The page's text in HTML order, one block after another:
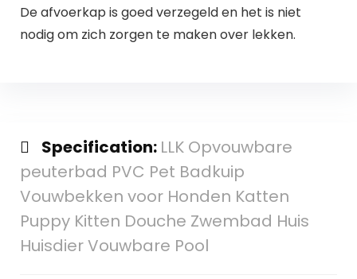
De afvoerkap is goed verzegeld en het is niet
nodig om zich zorgen te maken over lekken.
Specification: LLK Opvouwbare
peuterbad PVC Pet Badkuip
Vouwbekken voor Honden Katten
Puppy Kitten Douche Zwembad Huis
Huisdier Vouwbare Pool